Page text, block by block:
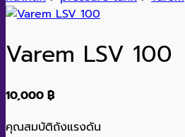
Varem LSV 100
10,000 ฿
คุณสมบัติถังแรงดัน